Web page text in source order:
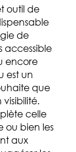
outil de
de
accessible
encore
est un
que
celle
ou bien les
aux